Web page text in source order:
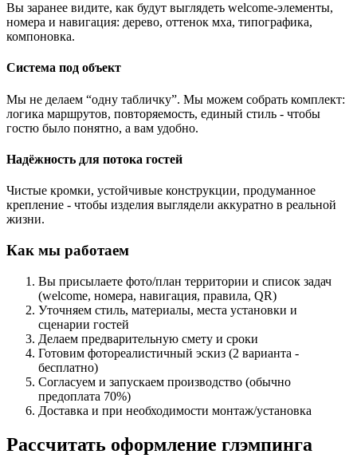
Вы заранее видите, как будут выглядеть welcome-элементы,
номера и навигация: дерево, оттенок мха, типографика,
компоновка.
Система под объект
Мы не делаем “одну табличку”. Мы можем собрать комплект:
логика маршрутов, повторяемость, единый стиль - чтобы
гостю было понятно, а вам удобно.
Надёжность для потока гостей
Чистые кромки, устойчивые конструкции, продуманное
крепление - чтобы изделия выглядели аккуратно в реальной
жизни.
Как мы работаем
Вы присылаете фото/план территории и список задач
(welcome, номера, навигация, правила, QR)
Уточняем стиль, материалы, места установки и
сценарии гостей
Делаем предварительную смету и сроки
Готовим фотореалистичный эскиз (2 варианта -
бесплатно)
Согласуем и запускаем производство (обычно
предоплата 70%)
Доставка и при необходимости монтаж/установка
Рассчитать оформление глэмпинга